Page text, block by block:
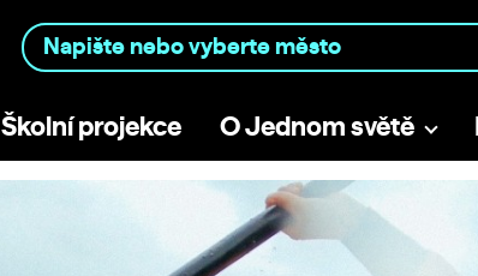
Školní projekce O Jednom světě